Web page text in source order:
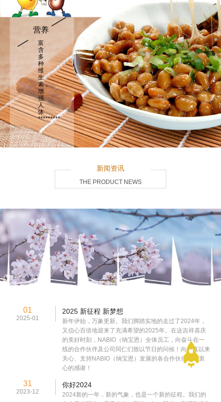
营养
富
含
多
种
维
生
素，
增
强
人
体
*********
THE PRODUCT NEWS
新闻资讯
01
2025-01
2025 新征程 新梦想
新年伊始，万象更新。我们脚踏实地的走过了2024年，
又信心百倍地迎来了充满希望的2025年。在这吉祥喜庆
的美好时刻，NABIO（纳宝恩）全体员工，向奋斗在一
线的合作伙伴及公司同仁们致以节日的问候！向一真以来
关心、支持NABIO（纳宝恩）发展的各合作伙伴表示衷
心的感谢！
31
2023-12
你好2024
2024新的一年，新的气象，也是一个新的征程。我们的